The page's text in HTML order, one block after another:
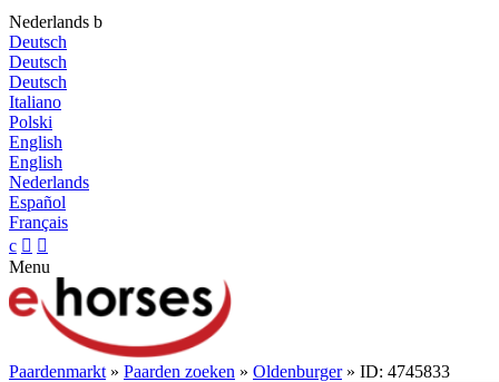
Nederlands b
Deutsch
Deutsch
Deutsch
Italiano
Polski
English
English
Nederlands
Español
Français
c  
Menu
Paardenmarkt » Paarden zoeken » Oldenburger» ID: 4745833